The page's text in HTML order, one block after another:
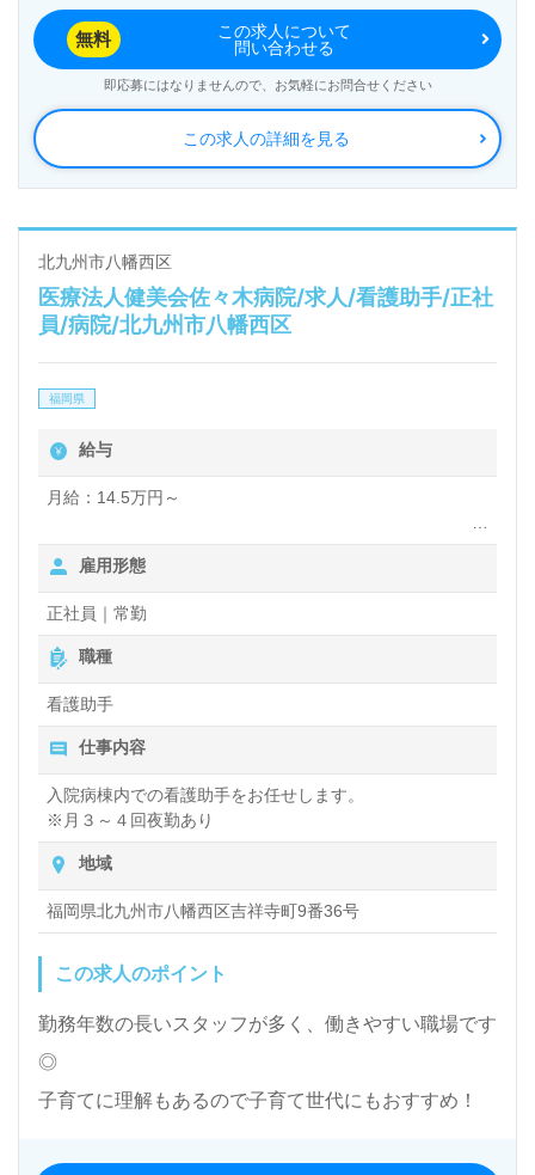
全国の求人をご紹介！医療/福祉業界の正社員/パート
求人探しは【ウィルオブ介護】＊求人情報収集、将来
的に検討の方も遠慮なく＊
LINE、メール、お電話などご希望に応じてお問い合
わせ/ご相談可能です。転職相談、求人紹介、年収交
渉など完全無料サービスをご利用いただけます。＜非
公開求人も取扱いあり！＞"転職支援"のプロと一緒に
転職活動！お問い合わせお待ちしております。
この求人の詳細を見る
無料
この求人について
問い合わせる
即応募にはなりませんので、お気軽にお問合せください
北九州市八幡西区
医療法人健美会佐々木病院/求人/看護助手/正社
員/病院/北九州市八幡西区
福岡県
給与
月給：14.5万円～
賞与年2回、4か月分
雇用形態
正社員｜常勤
職種
看護助手
仕事内容
入院病棟内での看護助手をお任せします。
※月３～４回夜勤あり
地域
福岡県北九州市八幡西区吉祥寺町9番36号
この求人のポイント
勤務年数の長いスタッフが多く、働きやすい職場です
◎
子育てに理解もあるので子育て世代にもおすすめ！